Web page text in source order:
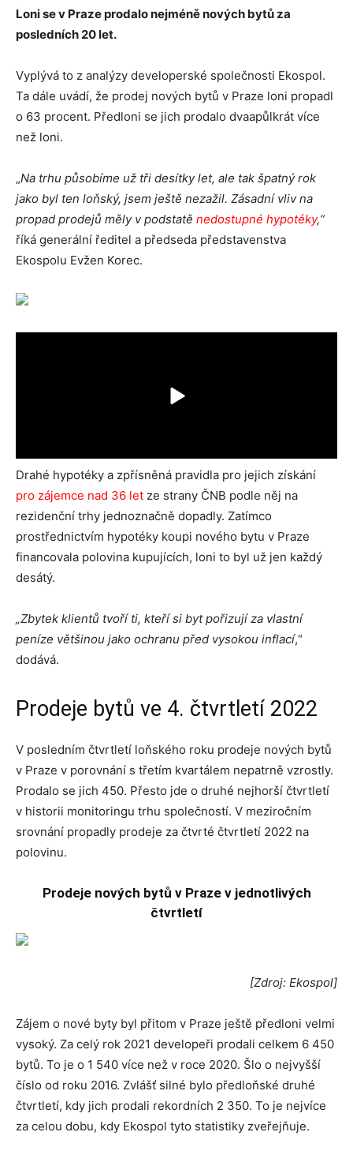
Loni se v Praze prodalo nejméně nových bytů za
posledních 20 let.
Vyplývá to z analýzy developerské společnosti Ekospol.
Ta dále uvádí, že prodej nových bytů v Praze loni propadl
o 63 procent. Předloni se jich prodalo dvaapůlkrát více
než loni.
„Na trhu působíme už tři desítky let, ale tak špatný rok
jako byl ten loňský, jsem ještě nezažil. Zásadní vliv na
propad prodejů měly v podstatě nedostupné hypotéky,“
říká generální ředitel a předseda představenstva
Ekospolu Evžen Korec.
Drahé hypotéky a zpřísněná pravidla pro jejich získání
pro zájemce nad 36 let ze strany ČNB podle něj na
rezidenční trhy jednoznačně dopadly. Zatímco
prostřednictvím hypotéky koupi nového bytu v Praze
financovala polovina kupujících, loni to byl už jen každý
desátý.
„Zbytek klientů tvoří ti, kteří si byt pořizují za vlastní
peníze většinou jako ochranu před vysokou inflací,“
dodává.
Prodeje bytů ve 4. čtvrtletí 2022
V posledním čtvrtletí loňského roku prodeje nových bytů
v Praze v porovnání s třetím kvartálem nepatrně vzrostly.
Prodalo se jich 450. Přesto jde o druhé nejhorší čtvrtletí
v historii monitoringu trhu společností. V meziročním
srovnání propadly prodeje za čtvrté čtvrtletí 2022 na
polovinu.
Prodeje nových bytů v Praze v jednotlivých
čtvrtletí
[Zdroj: Ekospol]
Zájem o nové byty byl přitom v Praze ještě předloni velmi
vysoký. Za celý rok 2021 developeři prodali celkem 6 450
bytů. To je o 1 540 více než v roce 2020. Šlo o nejvyšší
číslo od roku 2016. Zvlášť silné bylo předloňské druhé
čtvrtletí, kdy jich prodali rekordních 2 350. To je nejvíce
za celou dobu, kdy Ekospol tyto statistiky zveřejňuje.